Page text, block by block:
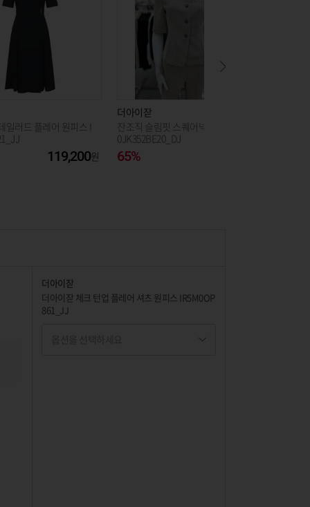
일러드 플레어 원피스 I
119,200
더아이잗
잔조직 슬림핏 스퀘어넥 재킷 IS6M
0JK352BE20_DJ
65%
더아이잗
더아이잗 체크 턴업 플레어 셔츠 원피스 IR5M0OP
861_JJ